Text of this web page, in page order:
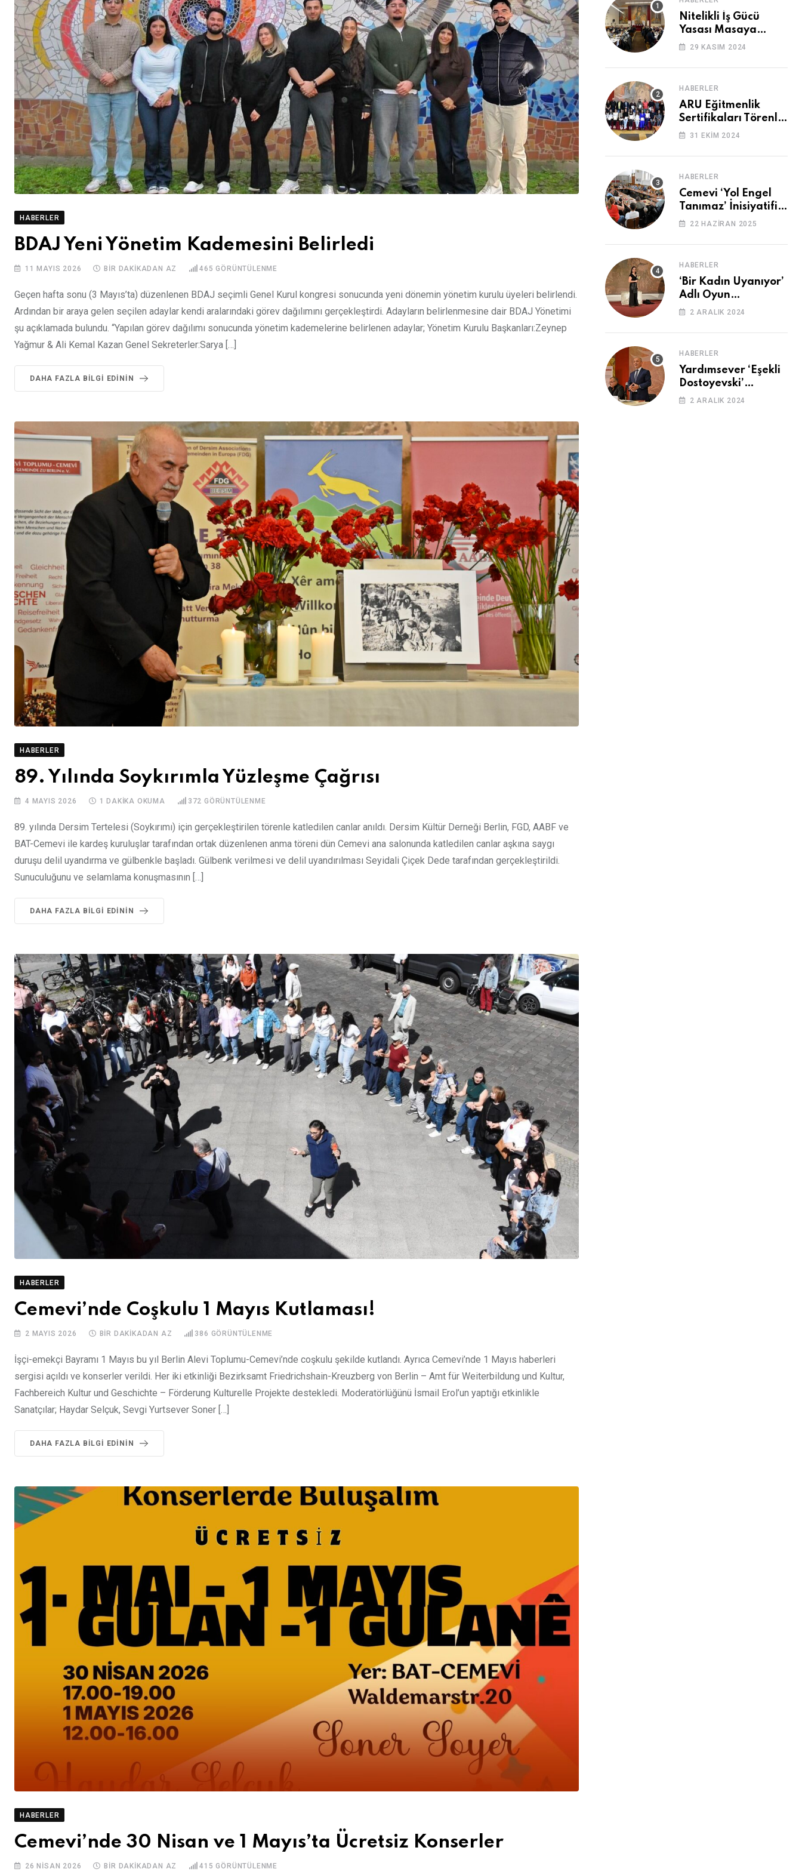
HABERLER
BDAJ Yeni Yönetim Kademesini Belirledi
11 MAYIS 2026 BIR DAKIKADAN AZ 465 GÖRÜNTÜLENME
Geçen hafta sonu (3 Mayıs’ta) düzenlenen BDAJ seçimli Genel Kurul kongresi sonucunda yeni dönemin yönetim kurulu üyeleri belirlendi.
Ardından bir araya gelen seçilen adaylar kendi aralarındaki görev dağılımını gerçekleştirdi. Adayların belirlenmesine dair BDAJ Yönetimi
şu açıklamada bulundu. “Yapılan görev dağılımı sonucunda yönetim kademelerine belirlenen adaylar; Yönetim Kurulu Başkanları:Zeynep
Yağmur & Ali Kemal Kazan Genel Sekreterler:Sarya […]
DAHA FAZLA BILGI EDININ
HABERLER
89. Yılında Soykırımla Yüzleşme Çağrısı
4 MAYIS 2026 1 DAKIKA OKUMA 372 GÖRÜNTÜLENME
89. yılında Dersim Tertelesi (Soykırımı) için gerçekleştirilen törenle katledilen canlar anıldı. Dersim Kültür Derneği Berlin, FGD, AABF ve
BAT-Cemevi ile kardeş kuruluşlar tarafından ortak düzenlenen anma töreni dün Cemevi ana salonunda katledilen canlar aşkına saygı
duruşu delil uyandırma ve gülbenkle başladı. Gülbenk verilmesi ve delil uyandırılması Seyidali Çiçek Dede tarafından gerçekleştirildi.
Sunuculuğunu ve selamlama konuşmasının […]
DAHA FAZLA BILGI EDININ
HABERLER
Cemevi’nde Coşkulu 1 Mayıs Kutlaması!
2 MAYIS 2026 BIR DAKIKADAN AZ 386 GÖRÜNTÜLENME
İşçi-emekçi Bayramı 1 Mayıs bu yıl Berlin Alevi Toplumu-Cemevi’nde coşkulu şekilde kutlandı. Ayrıca Cemevi’nde 1 Mayıs haberleri
sergisi açıldı ve konserler verildi. Her iki etkinliği Bezirksamt Friedrichshain-Kreuzberg von Berlin – Amt für Weiterbildung und Kultur,
Fachbereich Kultur und Geschichte – Förderung Kulturelle Projekte destekledi. Moderatörlüğünü İsmail Erol’un yaptığı etkinlikle
Sanatçılar; Haydar Selçuk, Sevgi Yurtsever Soner […]
DAHA FAZLA BILGI EDININ
HABERLER
Cemevi’nde 30 Nisan ve 1 Mayıs’ta Ücretsiz Konserler
26 NISAN 2026 BIR DAKIKADAN AZ 415 GÖRÜNTÜLENME
Nitelikli İş Gücü
Yasası Masaya
Yatırıldı
29 KASIM 2024
HABERLER
ARU Eğitmenlik
Sertifikaları Törenle
Alındı
31 EKIM 2024
HABERLER
Cemevi ‘Yol Engel
Tanımaz’ İnisiyatifi
2. Kez Buluştu
22 HAZIRAN 2025
HABERLER
‘Bir Kadın Uyanıyor’
Adlı Oyun
Cemevi’nde
2 ARALIK 2024
HABERLER
Yardımsever ‘Eşekli
Dostoyevski’
Cemevi’ndeydi
2 ARALIK 2024